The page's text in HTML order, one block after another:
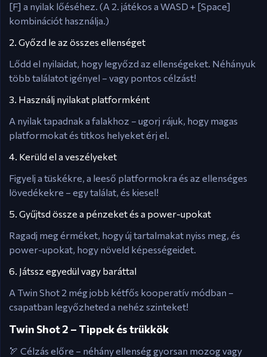
[F] a nyilak lőéséhez. (A 2. játékos a WASD + [Space]
kombinációt használja.)
2. Győzd le az összes ellenséget
Lődd el nyilaidat, hogy legyőzd az ellenségeket. Néhányuk
több találatot igényel – vagy pontos célzást!
3. Használj nyilakat platformként
A nyilak tapadnak a falakhoz – ugorj rájuk, hogy magas
platformokat és titkos helyeket érj el.
4. Kerüld el a veszélyeket
Figyelj a tüskékre, a leeső platformokra és az ellenséges
lövedékekre – egy találat, és kiesel!
5. Gyűjtsd össze a pénzeket és a power-upokat
Ragadj meg érméket, hogy új tartalmakat nyiss meg, és
power-upokat, hogy növeld képességeidet.
6. Játssz egyedül vagy baráttal
A Twin Shot 2 még jobb kétfős kooperatív módban –
csapatban legyőzheted a nehéz szinteket!
Twin Shot 2 – Tippek és trükkök
🏹 Célzás előre – néhány ellenség gyorsan mozog vagy